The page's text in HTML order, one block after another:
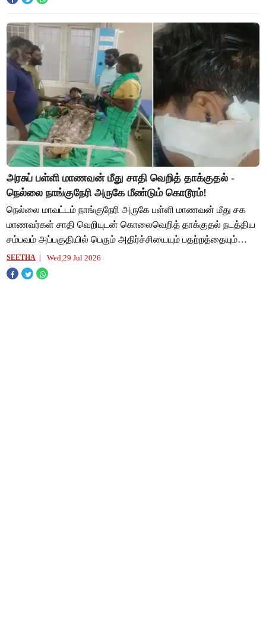
அரசுப் பள்ளி மாணவன் மீது சாதி வெறித் தாக்குதல் -
நெல்லை நாங்குநேரி அருகே மீண்டும் கொடூரம்!
நெல்லை மாவட்டம் நாங்குநேரி அருகே பள்ளி மாணவன் மீது சக
மாணவர்கள் சாதி வெறியுடன் கொலைவெறித் தாக்குதல் நடத்திய
சம்பவம் அப்பகுதியில் பெரும் அதிர்ச்சியையும் பதற்றத்தையும்
ஏற்படுத்தியுள்ளது. நாங்குநேரி அரு
SEETHA Wed,29 Jul 2026